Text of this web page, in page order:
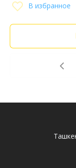
В избранное
Нужна
предложение?
Telegram